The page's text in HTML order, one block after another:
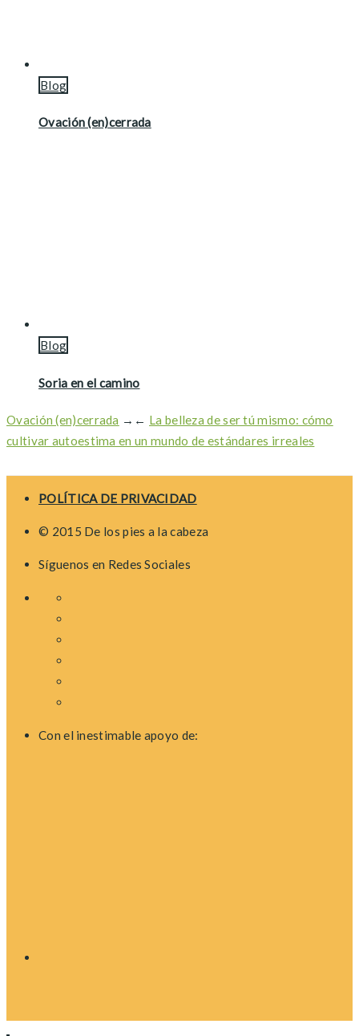
Blog
Ovación (en)cerrada
Blog
Soria en el camino
Ovación (en)cerrada → ← La belleza de ser tú mismo: cómo
cultivar autoestima en un mundo de estándares irreales
POLÍTICA DE PRIVACIDAD
© 2015 De los pies a la cabeza
Síguenos en Redes Sociales
Con el inestimable apoyo de: